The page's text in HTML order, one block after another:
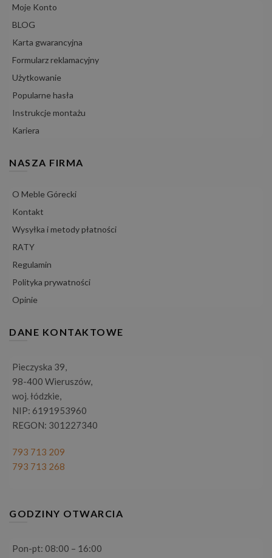
Moje Konto
BLOG
Karta gwarancyjna
Formularz reklamacyjny
Użytkowanie
Popularne hasła
Instrukcje montażu
Kariera
NASZA FIRMA
O Meble Górecki
Kontakt
Wysyłka i metody płatności
RATY
Regulamin
Polityka prywatności
Opinie
DANE KONTAKTOWE
Pieczyska 39,
98-400 Wieruszów,
woj. łódzkie,
NIP: 6191953960
REGON: 301227340
793 713 209
793 713 268
GODZINY OTWARCIA
Pon-pt: 08:00 – 16:00